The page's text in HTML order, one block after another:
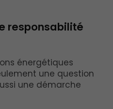
responsabilité
énergétiques
une question
une démarche